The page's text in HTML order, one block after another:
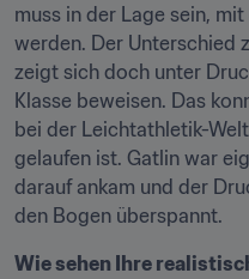
muss in der Lage sein,
werden. Der Unterschied
zeigt sich doch unter
Klasse beweisen. Das
bei der Leichtathletik-
gelaufen ist. Gatlin war
darauf ankam und der
den Bogen überspannt.
Wie sehen Ihre